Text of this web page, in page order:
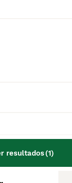
resultados(1)